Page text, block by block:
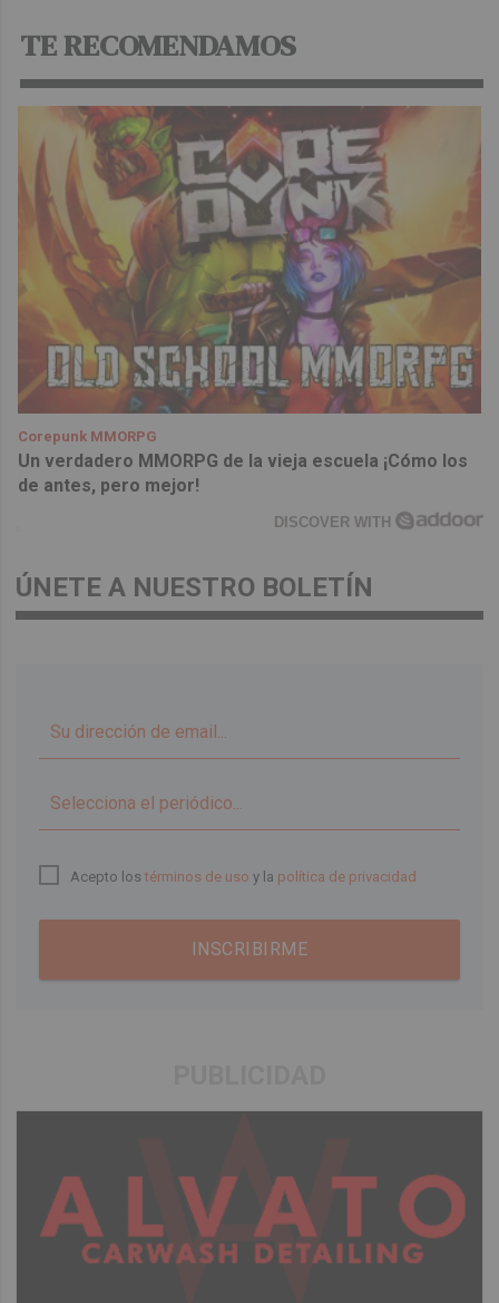
TE RECOMENDAMOS
Corepunk MMORPG
Un verdadero MMORPG de la vieja escuela ¡Cómo los
de antes, pero mejor!
DISCOVER WITH
ÚNETE A NUESTRO BOLETÍN
Acepto lostérminos de uso y la política de privacidad
INSCRIBIRME